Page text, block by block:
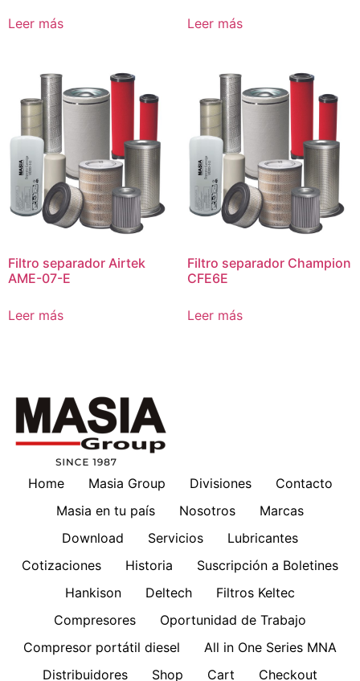
Leer más Leer más
Filtro separador Airtek
AME-07-E
Leer más
Filtro separador Champion
CFE6E
Leer más
Home Masia Group Divisiones
Contacto
Masia en tu país
Nosotros
Marcas
Download
Servicios
Lubricantes
Cotizaciones
Historia
Suscripción a Boletines
Hankison
Deltech
Filtros Keltec
Compresores
Oportunidad de Trabajo
Compresor portátil diesel
All in One Series MNA
Distribuidores
Shop Cart Checkout